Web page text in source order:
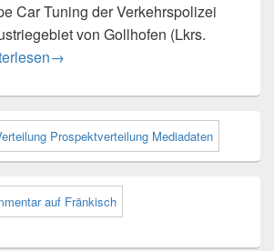
Car Tuning der Verkehrspolizei
von Gollhofen (Lkrs.
der Verkehrspolizei
→